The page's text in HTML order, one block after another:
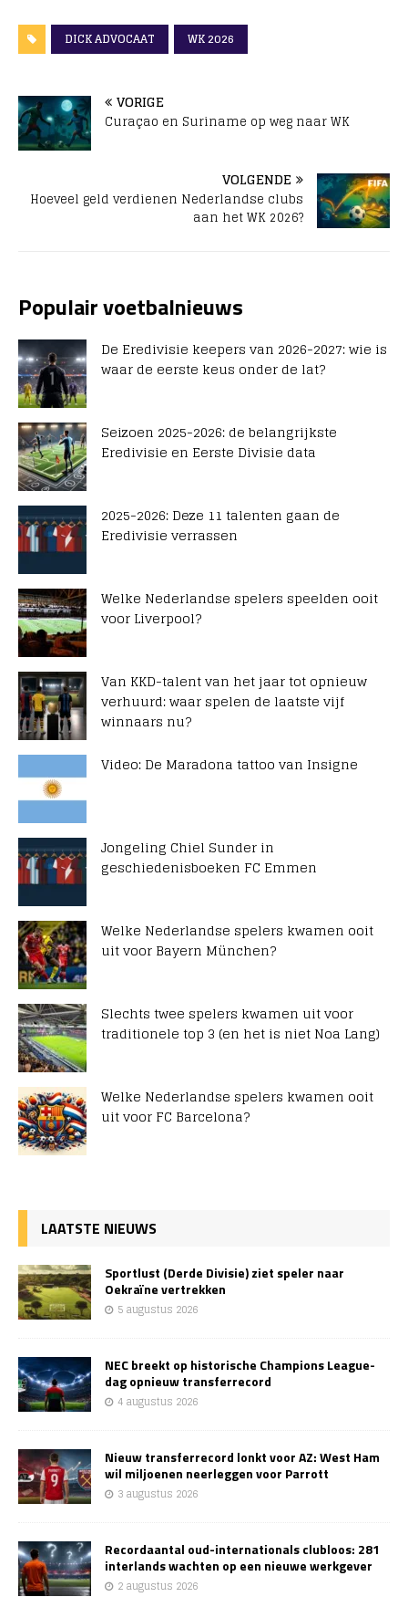
DICK ADVOCAAT WK 2026
VORIGE
Curaçao en Suriname op weg naar WK
VOLGENDE
Hoeveel geld verdienen Nederlandse clubs
aan het WK 2026?
Populair voetbalnieuws
De Eredivisie keepers van 2026-2027: wie is
waar de eerste keus onder de lat?
Seizoen 2025-2026: de belangrijkste
Eredivisie en Eerste Divisie data
2025-2026: Deze 11 talenten gaan de
Eredivisie verrassen
Welke Nederlandse spelers speelden ooit
voor Liverpool?
Van KKD-talent van het jaar tot opnieuw
verhuurd: waar spelen de laatste vijf
winnaars nu?
Video: De Maradona tattoo van Insigne
Jongeling Chiel Sunder in
geschiedenisboeken FC Emmen
Welke Nederlandse spelers kwamen ooit
uit voor Bayern München?
Slechts twee spelers kwamen uit voor
traditionele top 3 (en het is niet Noa Lang)
Welke Nederlandse spelers kwamen ooit
uit voor FC Barcelona?
LAATSTE NIEUWS
Sportlust (Derde Divisie) ziet speler naar
Oekraïne vertrekken
5 augustus 2026
NEC breekt op historische Champions League-
dag opnieuw transferrecord
4 augustus 2026
Nieuw transferrecord lonkt voor AZ: West Ham
wil miljoenen neerleggen voor Parrott
3 augustus 2026
Recordaantal oud-internationals clubloos: 281
interlands wachten op een nieuwe werkgever
2 augustus 2026